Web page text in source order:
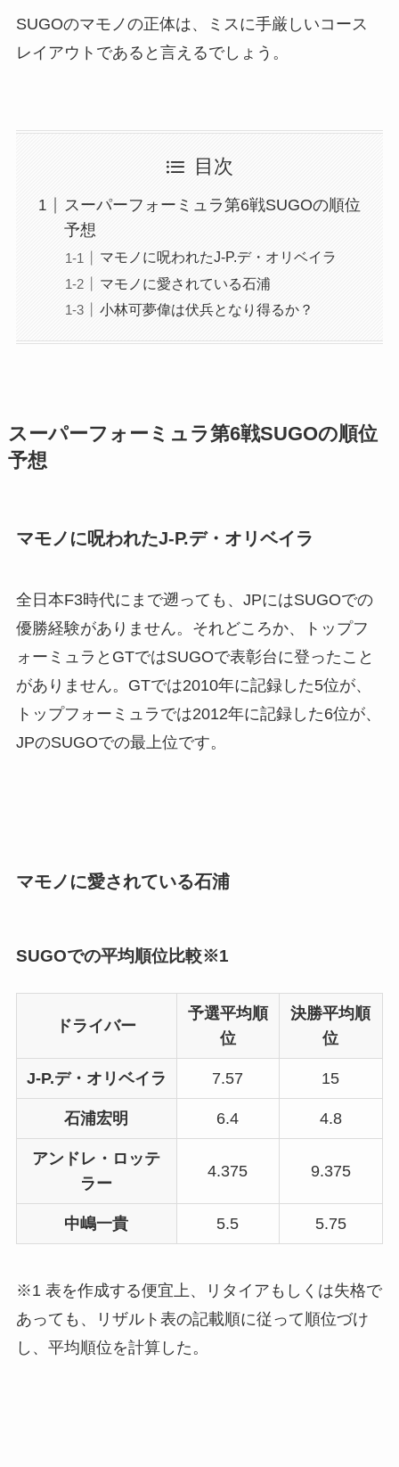
SUGOのマモノの正体は、ミスに手厳しいコース
レイアウトであると言えるでしょう。
目次
スーパーフォーミュラ第6戦SUGOの順位
予想
マモノに呪われたJ-P.デ・オリベイラ
マモノに愛されている石浦
小林可夢偉は伏兵となり得るか？
スーパーフォーミュラ第6戦SUGOの順位
予想
マモノに呪われたJ-P.デ・オリベイラ
全日本F3時代にまで遡っても、JPにはSUGOでの
優勝経験がありません。それどころか、トップフ
ォーミュラとGTではSUGOで表彰台に登ったこと
がありません。GTでは2010年に記録した5位が、
トップフォーミュラでは2012年に記録した6位が、
JPのSUGOでの最上位です。
マモノに愛されている石浦
SUGOでの平均順位比較※1
ドライバー
予選平均順
位
決勝平均順
位
J-P.デ・オリベイラ 7.57 15
石浦宏明 6.4 4.8
アンドレ・ロッテ
ラー
4.375 9.375
中嶋一貴 5.5 5.75
※1 表を作成する便宜上、リタイアもしくは失格で
あっても、リザルト表の記載順に従って順位づけ
し、平均順位を計算した。